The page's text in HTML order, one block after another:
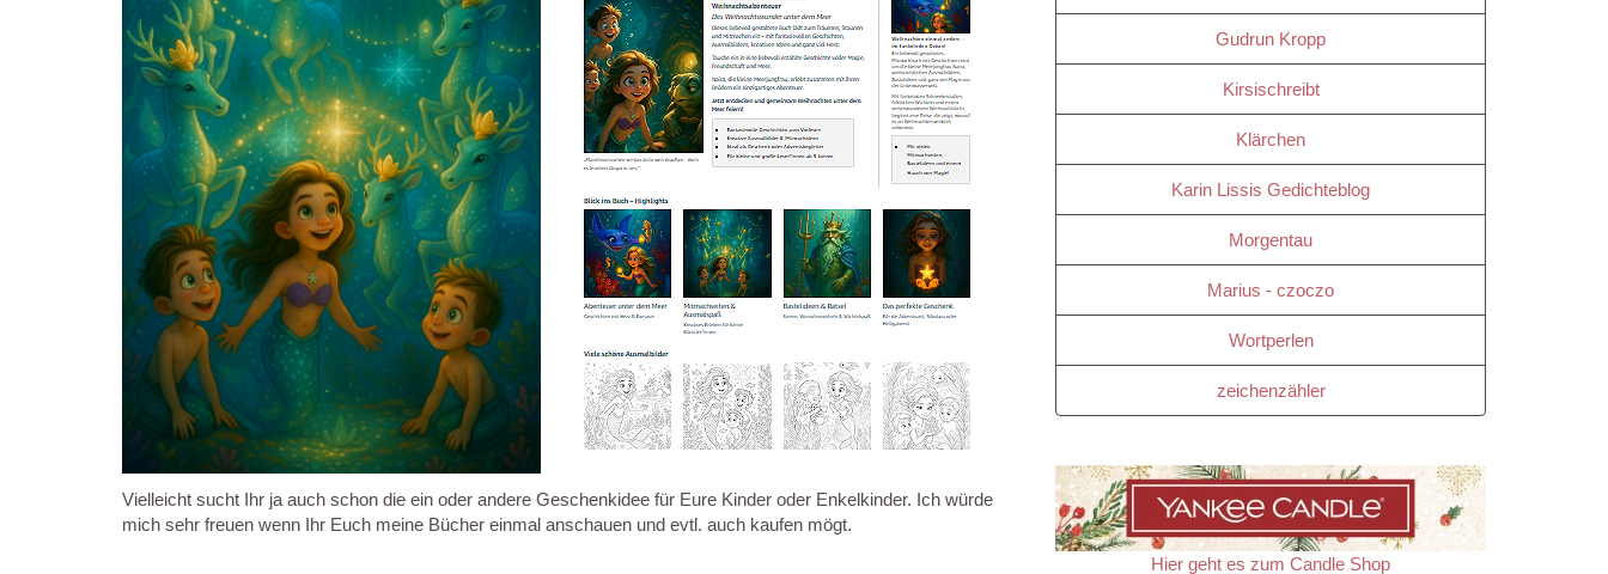
Vielleicht sucht Ihr ja auch schon die ein oder andere Geschenkidee für Eure Kinder oder Enkelkinder. Ich würde
mich sehr freuen wenn Ihr Euch meine Bücher einmal anschauen und evtl. auch kaufen mögt.
Gudrun Kropp
Kirsischreibt
Klärchen
Karin Lissis Gedichteblog
Morgentau
Marius - czoczo
Wortperlen
zeichenzähler
Hier geht es zum Candle Shop